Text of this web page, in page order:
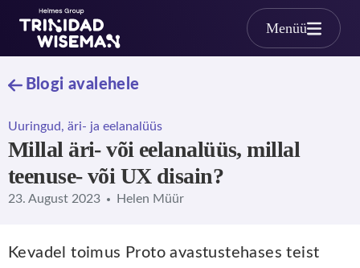
Skip to main content
Menüü
Blogi avalehele
Uuringud, äri- ja eelanalüüs
Millal äri- või eelanalüüs, millal
teenuse- või UX disain?
23. August 2023 Helen Müür
Kevadel toimus Proto avastustehases teist